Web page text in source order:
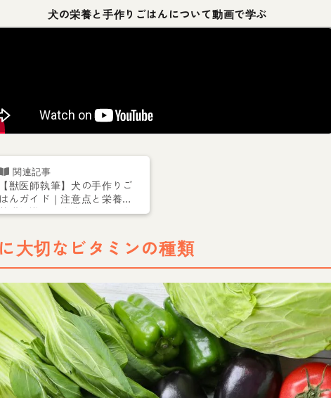
犬の栄養と手作りごはんについて動画で学ぶ
獣医師執筆】犬の手作りご
んガイド｜注意点と栄養の
礎知識やおすすめレシピを
大切なビタミンの種類